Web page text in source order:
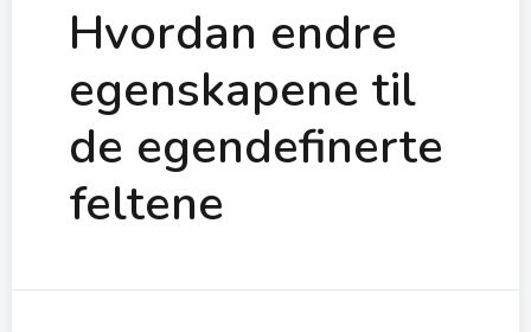
Hvordan endre
egenskapene til
de egendefinerte
feltene